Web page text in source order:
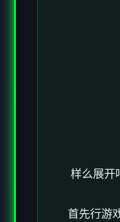
样么展开
首先行游